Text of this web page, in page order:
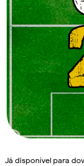
Já disponível para